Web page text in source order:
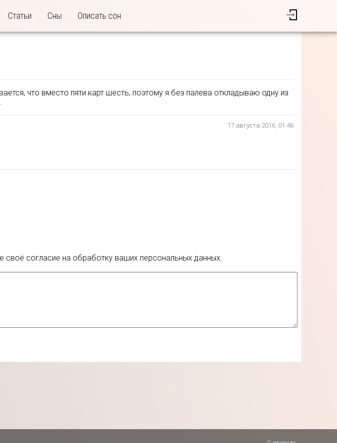
Статьи Сны Описать сон
что вместо пяти карт шесть, поэтому я без палева откладываю одну из
17 августа 2016, 01:46
своё согласие на обработку ваших персональных данных.